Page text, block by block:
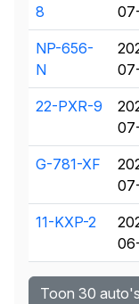
8
NP-656-
N
22-PXR-9
G-781-XF
11-KXP-2
Toon 30 auto's